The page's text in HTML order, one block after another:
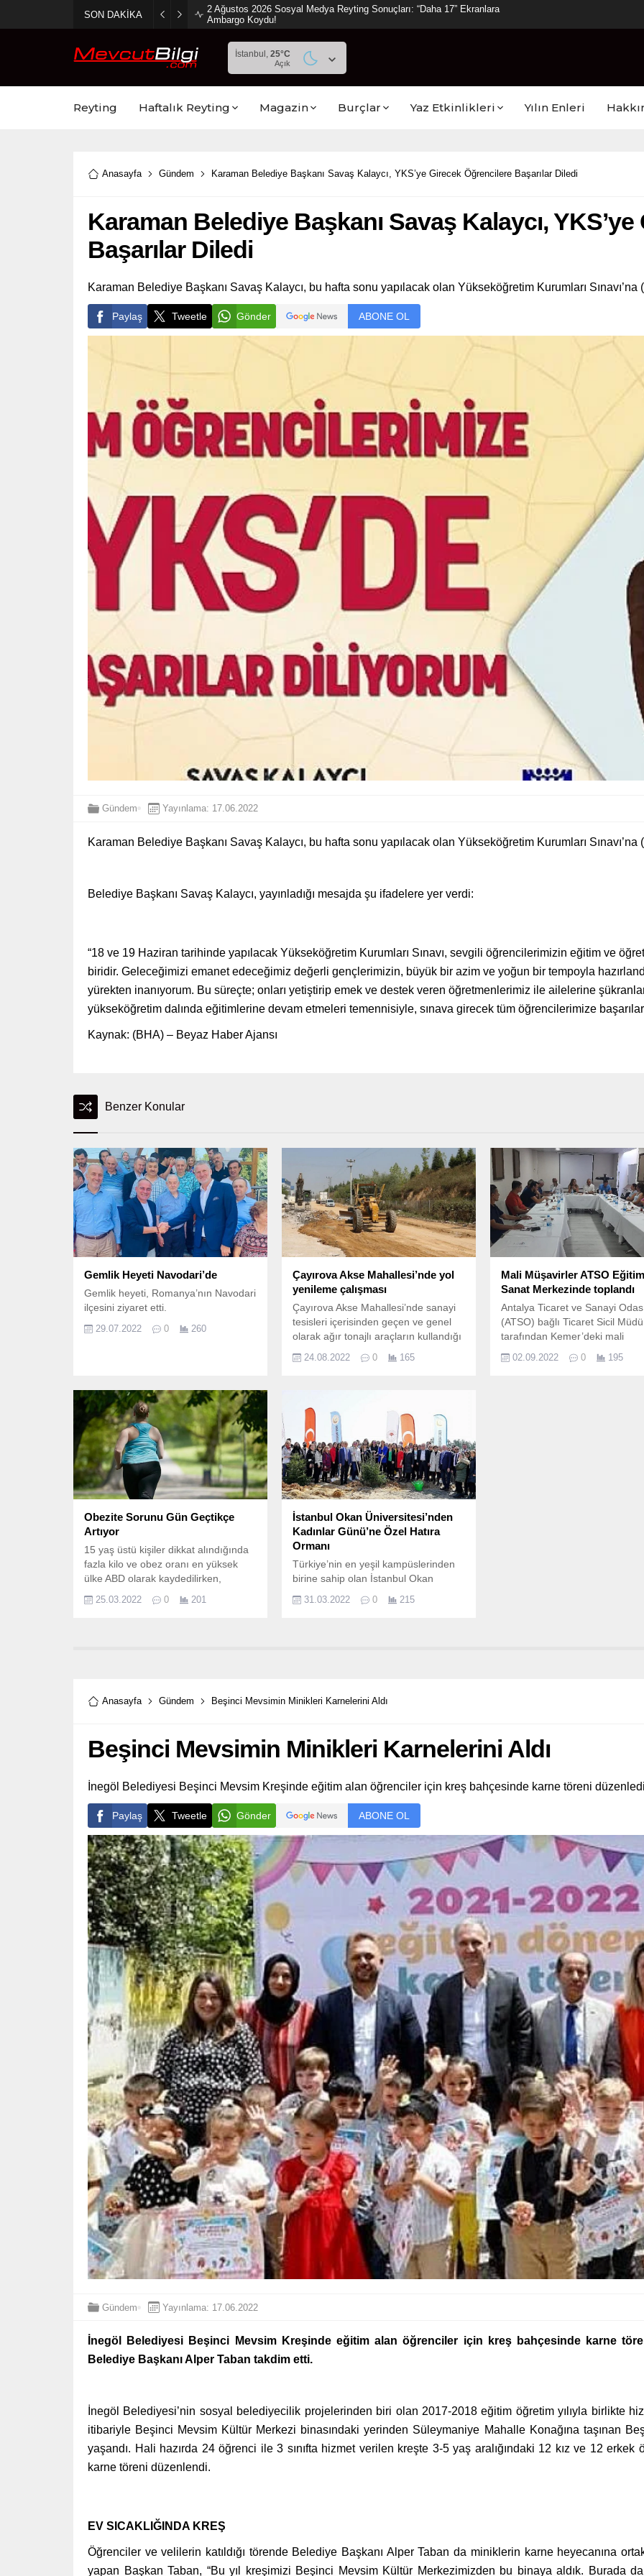
SON DAKİKA
2 Ağustos 2026 Sosyal Medya Reyting Sonuçları: “Daha 17” Ekranlara
Ambargo Koydu!
İstanbul, 25°C
Açık
Reyting Haftalık Reyting Magazin Burçlar Yaz Etkinlikleri Yılın Enleri
Anasayfa Gündem Karaman Belediye Başkanı Savaş Kalaycı, YKS’ye Girecek Öğrencilere Başarılar Diledi
Karaman Belediye Başkanı Savaş Kalaycı,
Başarılar Diledi
Karaman Belediye Başkanı Savaş Kalaycı, bu hafta sonu yapılacak olan Yükseköğretim Kurumları
Paylaş Tweetle Gönder ABONE OL
Gündem Yayınlama: 17.06.2022
Karaman Belediye Başkanı Savaş Kalaycı, bu hafta sonu yapılacak olan Yükseköğretim Kurumları
Belediye Başkanı Savaş Kalaycı, yayınladığı mesajda şu ifadelere yer verdi:
“18 ve 19 Haziran tarihinde yapılacak Yükseköğretim Kurumları Sınavı, sevgili öğrencilerimizin eğitim ve
biridir. Geleceğimizi emanet edeceğimiz değerli gençlerimizin, büyük bir azim ve yoğun bir tempoyla
yürekten inanıyorum. Bu süreçte; onları yetiştirip emek ve destek veren öğretmenlerimiz ile ailelerine
yükseköğretim dalında eğitimlerine devam etmeleri temennisiyle, sınava girecek tüm öğrencilerimize
Kaynak: (BHA) – Beyaz Haber Ajansı
Benzer Konular
Gemlik Heyeti Navodari’de
Gemlik heyeti, Romanya’nın Navodari
ilçesini ziyaret etti.
29.07.2022 0 260
Çayırova Akse Mahallesi’nde yol
yenileme çalışması
Çayırova Akse Mahallesi’nde sanayi
tesisleri içerisinden geçen ve genel
olarak ağır tonajlı araçların kullandığı
çalışması yapılıyor Şehir genelindeki
sürdüren Kocaeli Büyükşehir
Belediyesi, Gebze bölgesinde yol
konforunu arttıracak çalışmalara da...
24.08.2022 0 165
Mali Müşavirler ATSO
Sanat Merkezinde toplandı
Antalya Ticaret ve Sanayi
(ATSO) bağlı Ticaret Sicil
tarafından Kemer’deki mali
yapıldı.
02.09.2022 0 195
Obezite Sorunu Gün Geçtikçe
Artıyor
15 yaş üstü kişiler dikkat alındığında
fazla kilo ve obez oranı en yüksek
ülke ABD olarak kaydedilirken,
25.03.2022 0 201
İstanbul Okan Üniversitesi’nden
Kadınlar Günü’ne Özel Hatıra
Ormanı
Türkiye’nin en yeşil kampüslerinden
birine sahip olan İstanbul Okan
Müdürlüğü tarafından organize edilen
31.03.2022 0 215
Anasayfa Gündem Beşinci Mevsimin Minikleri Karnelerini Aldı
Beşinci Mevsimin Minikleri Karnelerini Aldı
İnegöl Belediyesi Beşinci Mevsim Kreşinde eğitim alan öğrenciler için kreş bahçesinde karne töreni
Paylaş Tweetle Gönder ABONE OL
Gündem Yayınlama: 17.06.2022
İnegöl Belediyesi Beşinci Mevsim Kreşinde eğitim alan öğrenciler için kreş bahçesinde karne
Belediye Başkanı Alper Taban takdim etti.
İnegöl Belediyesi’nin sosyal belediyecilik projelerinden biri olan 2017-2018 eğitim öğretim yılıyla birlikte
itibariyle Beşinci Mevsim Kültür Merkezi binasındaki yerinden Süleymaniye Mahalle Konağına taşınan
yaşandı. Hali hazırda 24 öğrenci ile 3 sınıfta hizmet verilen kreşte 3-5 yaş aralığındaki 12 kız ve 12
karne töreni düzenlendi.
EV SICAKLIĞINDA KREŞ
Öğrenciler ve velilerin katıldığı törende Belediye Başkanı Alper Taban da miniklerin karne heyecanına
yapan Başkan Taban, “Bu yıl kreşimizi Beşinci Mevsim Kültür Merkezimizden bu binaya aldık. Burada